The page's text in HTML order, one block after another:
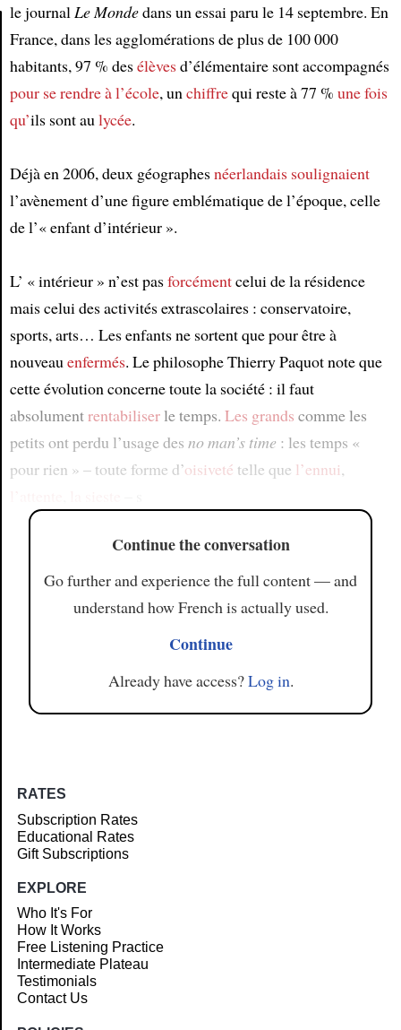
Article
le journalLe Mondedans un essai paru le 14 septembre. En
France, dans les agglomérations de plus de 100 000
habitants, 97 % desélèvesd’élémentaire sont accompagnés
pour se rendre à l’école, unchiffrequi reste à 77 % une fois
qu’ils sont aulycée.
Déjà en 2006, deux géographesnéerlandais soulignaient
l’avènement d’une figure emblématique de l’époque, celle
de l’« enfant d’intérieur ».
L’ « intérieur » n’est pasforcémentcelui de la résidence
mais celui des activités extrascolaires : conservatoire,
sports, arts… Les enfants ne sortent que pour être à
nouveauenfermés. Le philosophe Thierry Paquot note que
cette évolution concerne toute la société : il faut
absolumentrentabiliserle temps. Les grands comme les
petits ont perdu l’usage des no man’s time : les temps «
pour rien » – toute forme d’oisiveté telle que l’ennui,
Continue the conversation
Go further and experience the full content — and
understand how French is actually used.
Continue
Already have access?Log in.
RATES
Subscription Rates
Educational Rates
Gift Subscriptions
EXPLORE
Who It's For
How It Works
Free Listening Practice
Intermediate Plateau
Testimonials
Contact Us